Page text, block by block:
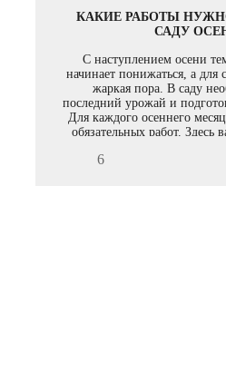
КАКИЕ РАБОТЫ
САДУ
С наступлением осени
начинает понижаться, а для
жаркая пора. В саду
последний урожай и
Для каждого осеннего
обязательных работ. Здесь
6